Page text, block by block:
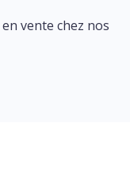
vente chez nos